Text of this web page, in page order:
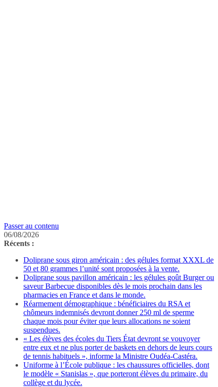
Passer au contenu
06/08/2026
Récents :
Doliprane sous giron américain : des gélules format XXXL de
50 et 80 grammes l’unité sont proposées à la vente.
Doliprane sous pavillon américain : les gélules goût Burger ou
saveur Barbecue disponibles dès le mois prochain dans les
pharmacies en France et dans le monde.
Réarmement démographique : bénéficiaires du RSA et
chômeurs indemnisés devront donner 250 ml de sperme
chaque mois pour éviter que leurs allocations ne soient
suspendues.
« Les élèves des écoles du Tiers État devront se vouvoyer
entre eux et ne plus porter de baskets en dehors de leurs cours
de tennis habituels », informe la Ministre Oudéa-Castéra.
Uniforme à l’École publique : les chaussures officielles, dont
le modèle « Stanislas », que porteront élèves du primaire, du
collège et du lycée.